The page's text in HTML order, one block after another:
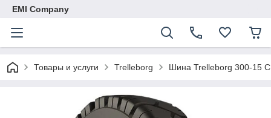
EMI Company
Товары и услуги Trelleborg Шина Trelleborg 300-15